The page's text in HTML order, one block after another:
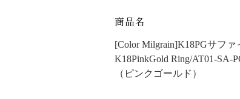
商品名
[Color Milgrain]K18PGサフ
K18PinkGold Ring/AT01-SA-
（ピンクゴールド）